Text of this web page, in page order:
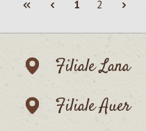
Seite
1 Seite
2
Filiale Lana
Filiale Auer